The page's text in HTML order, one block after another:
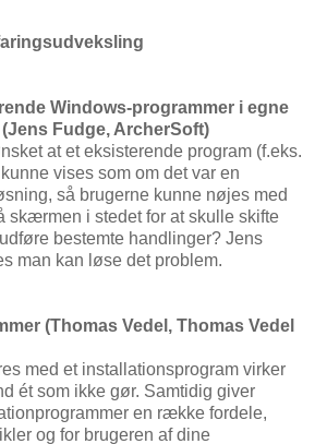
Windows-programmer i egne
Fudge, ArcherSoft)
at et eksisterende program (f.eks.
vises som om det var en
så brugerne kunne nøjes med
skærmen i stedet for at skulle skifte
bestemte handlinger? Jens
man kan løse det problem.
(Thomas Vedel, Thomas Vedel
med et installationsprogram virker
ét som ikke gør. Samtidig giver
en række fordele,
og for brugeren af dine